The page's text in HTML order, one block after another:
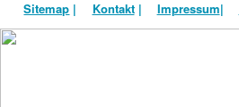
Sitemap | Kontakt| Impressum|